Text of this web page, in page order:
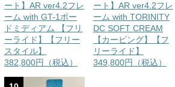
ート】AR ver4.2フレ
ーム with GT-1ボー
ドミディアム 【フリ
ーライド】【フリー
スタイル】
382,800円（税込）
ート】AR ver4.2フレ
ーム with TORINITY
DC SOFT CREAM
【カービング】【フ
リーライド】
349,800円（税込）